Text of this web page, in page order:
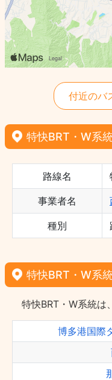
付近のバ
特快BRT・W系
路線名
事業者名
種別
特快BRT・W系
特快BRT・W系統は
博多港国際